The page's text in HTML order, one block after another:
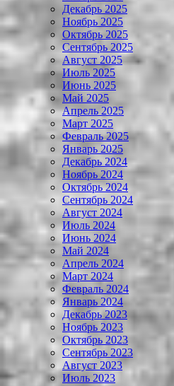
Декабрь 2025
Ноябрь 2025
Октябрь 2025
Сентябрь 2025
Август 2025
Июль 2025
Июнь 2025
Май 2025
Апрель 2025
Март 2025
Февраль 2025
Январь 2025
Декабрь 2024
Ноябрь 2024
Октябрь 2024
Сентябрь 2024
Август 2024
Июль 2024
Июнь 2024
Май 2024
Апрель 2024
Март 2024
Февраль 2024
Январь 2024
Декабрь 2023
Ноябрь 2023
Октябрь 2023
Сентябрь 2023
Август 2023
Июль 2023